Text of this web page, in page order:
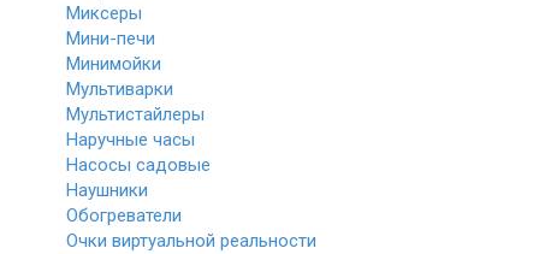
Миксеры
Мини-печи
Минимойки
Мультиварки
Мультистайлеры
Наручные часы
Насосы садовые
Наушники
Обогреватели
Очки виртуальной реальности